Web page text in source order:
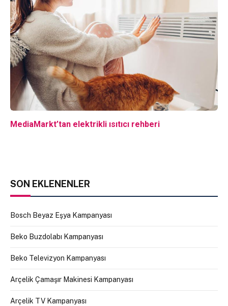
MediaMarkt’tan elektrikli ısıtıcı rehberi
SON EKLENENLER
Bosch Beyaz Eşya Kampanyası
Beko Buzdolabı Kampanyası
Beko Televizyon Kampanyası
Arçelik Çamaşır Makinesi Kampanyası
Arçelik TV Kampanyası